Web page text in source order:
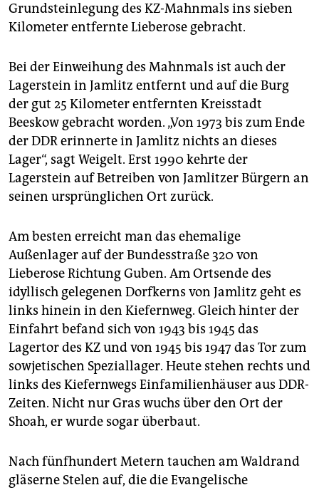
Grundsteinlegung des KZ-Mahnmals ins sieben
Kilometer entfernte Lieberose gebracht.
Bei der Einweihung des Mahnmals ist auch der
Lagerstein in Jamlitz entfernt und auf die Burg
der gut 25 Kilometer entfernten Kreisstadt
Beeskow gebracht worden. „Von 1973 bis zum Ende
der DDR erinnerte in Jamlitz nichts an dieses
Lager“, sagt Weigelt. Erst 1990 kehrte der
Lagerstein auf Betreiben von Jamlitzer Bürgern an
seinen ursprünglichen Ort zurück.
Am besten erreicht man das ehemalige
Außenlager auf der Bundesstraße 320 von
Lieberose Richtung Guben. Am Ortsende des
idyllisch gelegenen Dorfkerns von Jamlitz geht es
links hinein in den Kiefernweg. Gleich hinter der
Einfahrt befand sich von 1943 bis 1945 das
Lagertor des KZ und von 1945 bis 1947 das Tor zum
sowjetischen Speziallager. Heute stehen rechts und
links des Kiefernwegs Einfamilienhäuser aus DDR-
Zeiten. Nicht nur Gras wuchs über den Ort der
Shoah, er wurde sogar überbaut.
Nach fünfhundert Metern tauchen am Waldrand
gläserne Stelen auf, die die Evangelische